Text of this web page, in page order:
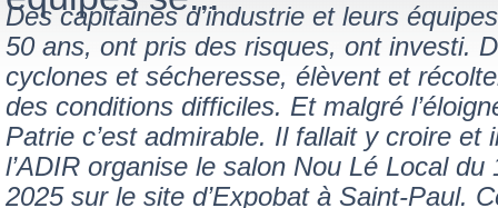
Des capitaines d’industrie et leurs
50 ans, ont pris des risques, ont investi.
cyclones et sécheresse, élèvent et
des conditions difficiles. Et malgré
Patrie c’est admirable. Il fallait y croire et
l’ADIR organise le salon Nou Lé Local du
2025 sur le site d’Expobat à Saint-Paul.